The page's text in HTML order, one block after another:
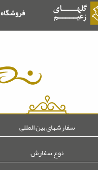
فروشگاه
سفارشهای بین المللی
نوع سفارش